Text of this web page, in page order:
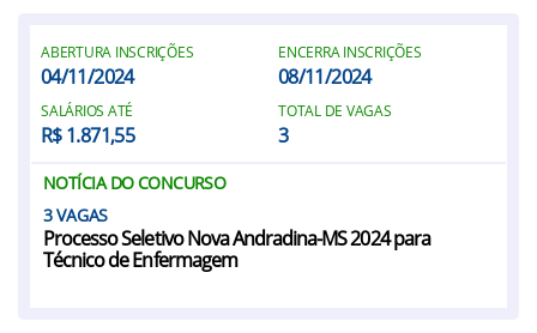
ABERTURA INSCRIÇÕES
04/11/2024
ENCERRA INSCRIÇÕES
08/11/2024
SALÁRIOS ATÉ
R$ 1.871,55
TOTAL DE VAGAS
3
NOTÍCIA DO CONCURSO
3
Processo Seletivo Nova Andradina-MS 2024 para
Técnico de Enfermagem